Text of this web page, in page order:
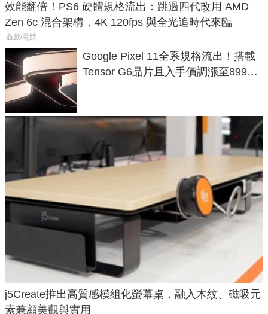
效能翻倍！PS6 硬體規格流出：跳過四代改用 AMD
Zen 6c 混合架構，4K 120fps 與全光追時代來臨
遊戲/電競
Google Pixel 11全系規格流出！搭載
Tensor G6晶片且入手價調漲至899美
j5Create推出高質感模組化螢幕桌，融入木紋、磁吸元
素兼顧美觀與實用